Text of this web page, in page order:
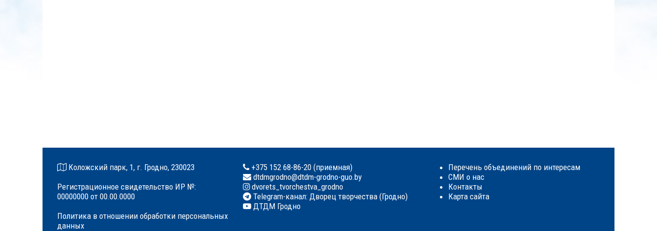
Коложский парк, 1, г. Гродно, 230023
Регистрационное свидетельство ИР №:
00000000 от 00.00.0000
Политика в отношении обработки персональных
данных
+375 152 68-86-20 (приемная)
dtdmgrodno@dtdm-grodno-guo.by
dvorets_tvorchestva_grodno
Telegram-канал: Дворец творчества (Гродно)
ДТДМ Гродно
Перечень объединений по интересам
СМИ о нас
Контакты
Карта сайта